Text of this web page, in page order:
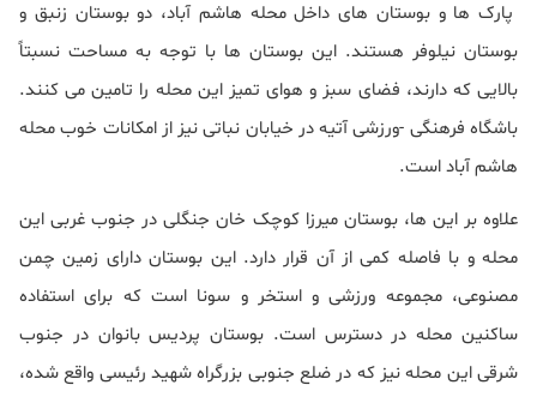
پارک ها و بوستان های داخل محله هاشم آباد، دو بوستان زنبق و
بوستان نیلوفر هستند. این بوستان ها با توجه به مساحت نسبتاً
بالایی که دارند، فضای سبز و هوای تمیز این محله را تامین می کنند.
باشگاه فرهنگی -ورزشی آتیه در خیابان نباتی نیز از امکانات خوب محله
هاشم آباد است.
علاوه بر این ها، بوستان میرزا کوچک خان جنگلی در جنوب غربی این
محله و با فاصله کمی از آن قرار دارد. این بوستان دارای زمین چمن
مصنوعی، مجموعه ورزشی و استخر و سونا است که برای استفاده
ساکنین محله در دسترس است. بوستان پردیس بانوان در جنوب
شرقی این محله نیز که در ضلع جنوبی بزرگراه شهید رئیسی واقع شده،